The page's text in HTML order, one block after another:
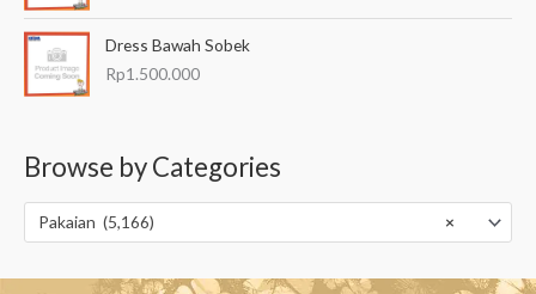
Dress Bawah Sobek
Rp1.500.000
Browse by Categories
×
Pakaian (5,166)